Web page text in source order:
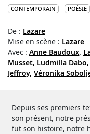
CONTEMPORAIN POÉSIE
De : Lazare
Mise en scène : Lazare
Avec : Anne Baudoux,
Musset, Ludmilla Dabo,
Jeffroy, Véronika
Depuis ses premiers
son présent, notre
fut son histoire, notre